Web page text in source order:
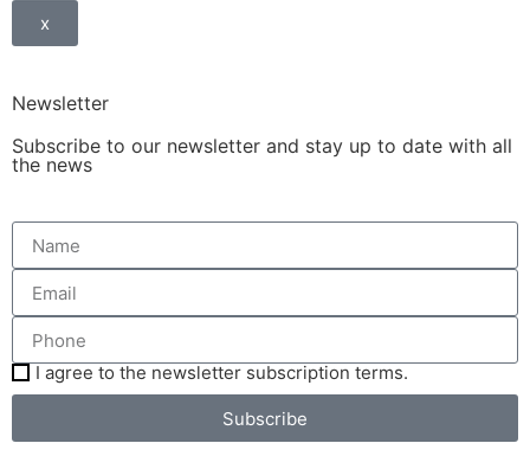
x
Newsletter
Subscribe to our newsletter and stay up to date with all
the news
I agree to the newsletter subscription terms.
Subscribe